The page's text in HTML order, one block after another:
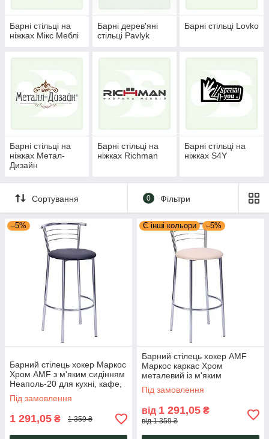
Барні стільці на
ніжках Мікс Меблі
Барні дерев'яні
стільці Pavlyk
Барні стільці Lovko
Барні стільці на
ніжках Метал-
Дизайн
Барні стільці на
ніжках Richman
Барні стільці на
ніжках S4Y
Сортування 0 Фільтри
–5%
Барний стілець хокер Маркос
Хром AMF з м'яким сидінням
Неаполь-20 для кухні, кафе,
бару та стійки
Під замовлення
1 291,05 ₴ 1 359 ₴
Є інші кольори –5%
Барний стілець хокер AMF
Маркос каркас Хром
металевий із м'яким
сидінням для кафе, бару та
кухні
Під замовлення
від 1 291,05 ₴
від 1 359 ₴